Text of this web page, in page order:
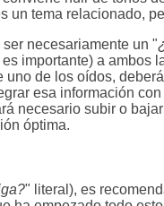
un tema relacionado,
necesariamente un "
importante) a ambos
de los oídos,
esa información
necesario subir o
óptima.
" literal), es